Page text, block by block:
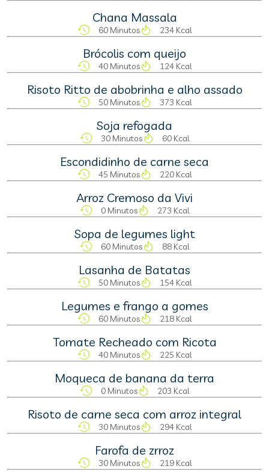
Chana Massala
60 Minutos 234 Kcal
Brócolis com queijo
40 Minutos 124 Kcal
Risoto Ritto de abobrinha e alho assado
50 Minutos 373 Kcal
Soja refogada
30 Minutos 60 Kcal
Escondidinho de carne seca
45 Minutos 220 Kcal
Arroz Cremoso da Vivi
0 Minutos 273 Kcal
Sopa de legumes light
60 Minutos 88 Kcal
Lasanha de Batatas
50 Minutos 154 Kcal
Legumes e frango a gomes
60 Minutos 218 Kcal
Tomate Recheado com Ricota
40 Minutos 225 Kcal
Moqueca de banana da terra
0 Minutos 203 Kcal
Risoto de carne seca com arroz integral
30 Minutos 294 Kcal
Farofa de zrroz
30 Minutos 219 Kcal